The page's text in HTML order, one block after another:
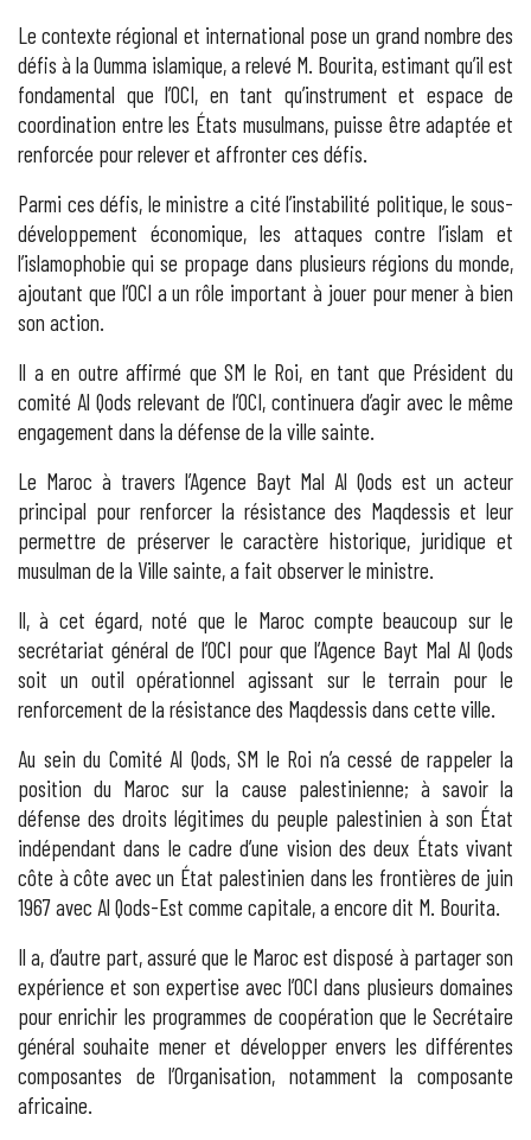
Le contexte régional et international pose un grand nombre des
défis à la Oumma islamique, a relevé M. Bourita, estimant qu’il est
fondamental que l’OCI, en tant qu’instrument et espace de
coordination entre les États musulmans, puisse être adaptée et
renforcée pour relever et affronter ces défis.
Parmi ces défis, le ministre a cité l’instabilité politique, le sous-
développement économique, les attaques contre l’islam et
l’islamophobie qui se propage dans plusieurs régions du monde,
ajoutant que l’OCI a un rôle important à jouer pour mener à bien
son action.
Il a en outre affirmé que SM le Roi, en tant que Président du
comité Al Qods relevant de l’OCI, continuera d’agir avec le même
engagement dans la défense de la ville sainte.
Le Maroc à travers l’Agence Bayt Mal Al Qods est un acteur
principal pour renforcer la résistance des Maqdessis et leur
permettre de préserver le caractère historique, juridique et
musulman de la Ville sainte, a fait observer le ministre.
Il, à cet égard, noté que le Maroc compte beaucoup sur le
secrétariat général de l’OCI pour que l’Agence Bayt Mal Al Qods
soit un outil opérationnel agissant sur le terrain pour le
renforcement de la résistance des Maqdessis dans cette ville.
Au sein du Comité Al Qods, SM le Roi n’a cessé de rappeler la
position du Maroc sur la cause palestinienne; à savoir la
défense des droits légitimes du peuple palestinien à son État
indépendant dans le cadre d’une vision des deux États vivant
côte à côte avec un État palestinien dans les frontières de juin
1967 avec Al Qods-Est comme capitale, a encore dit M. Bourita.
Il a, d’autre part, assuré que le Maroc est disposé à partager son
expérience et son expertise avec l’OCI dans plusieurs domaines
pour enrichir les programmes de coopération que le Secrétaire
général souhaite mener et développer envers les différentes
composantes de l’Organisation, notamment la composante
africaine.